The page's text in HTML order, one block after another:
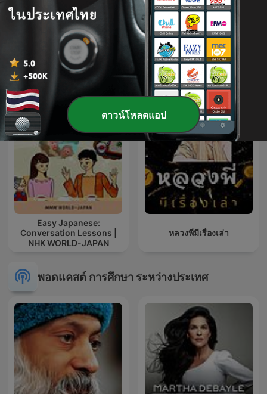
5 Minutes Good Time จิตวิทยา สามัญประจำงาน
Easy Japanese:
Conversation Lessons |
NHK WORLD-JAPAN
หลวงพี่มีเรื่องเล่า
พอดแคสต์ การศึกษา ระหว่างประเทศ
ดาวน์โหลดแอป